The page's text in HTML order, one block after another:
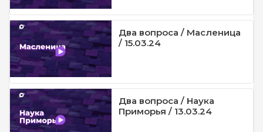
Два вопроса / Масленица
/ 15.03.24
Два вопроса / Наука
Приморья / 13.03.24